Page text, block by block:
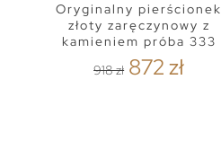
Oryginalny pierścionek
złoty zaręczynowy z
kamieniem próba 333
918 zł 872 zł